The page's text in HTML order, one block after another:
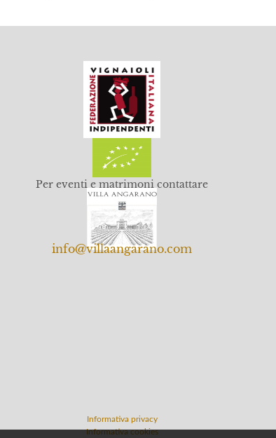
Per eventi e matrimoni contattare
info@villaangarano.com
Informativa privacy
Informativa cookies